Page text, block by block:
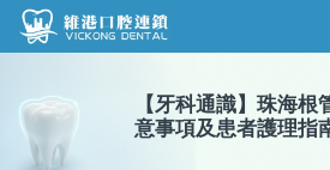
維港首頁
【 牙科通識】 珠海根
意事項及患者護理指